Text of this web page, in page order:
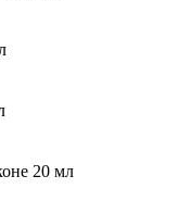
20 мл